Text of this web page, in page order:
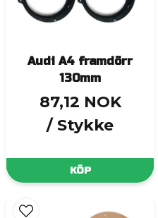
Audi A4 framdörr
130mm
87,12 NOK
/ Stykke
KÖP